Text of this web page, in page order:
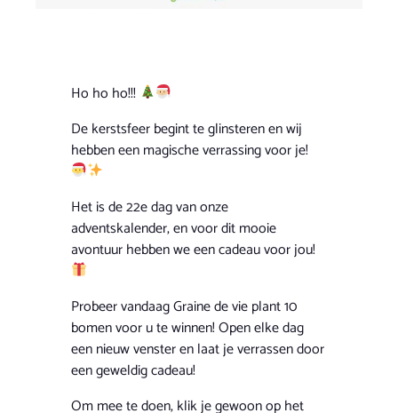
Ho ho ho!!!
De kerstsfeer begint te glinsteren en wij
hebben een magische verrassing voor je!
Het is de 22e dag van onze
adventskalender, en voor dit mooie
avontuur hebben we een cadeau voor jou!
Probeer vandaag Graine de vie plant 10
bomen voor u te winnen! Open elke dag
een nieuw venster en laat je verrassen door
een geweldig cadeau!
Om mee te doen, klik je gewoon op het